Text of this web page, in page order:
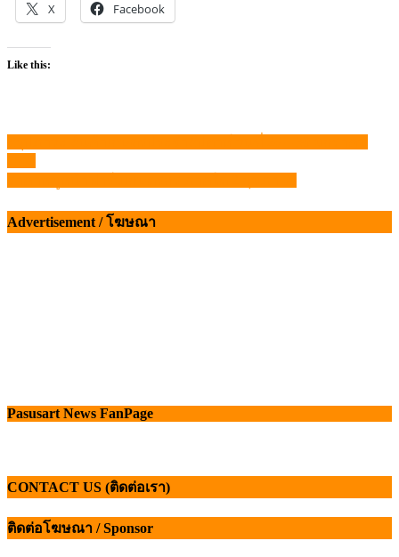
X Facebook
Like this:
แนะแนว
เรื่อง
Advertisement / โฆษณา
Pasusart News FanPage
CONTACT US (ติดต่อเรา)
ติดต่อโฆษณา / Sponsor